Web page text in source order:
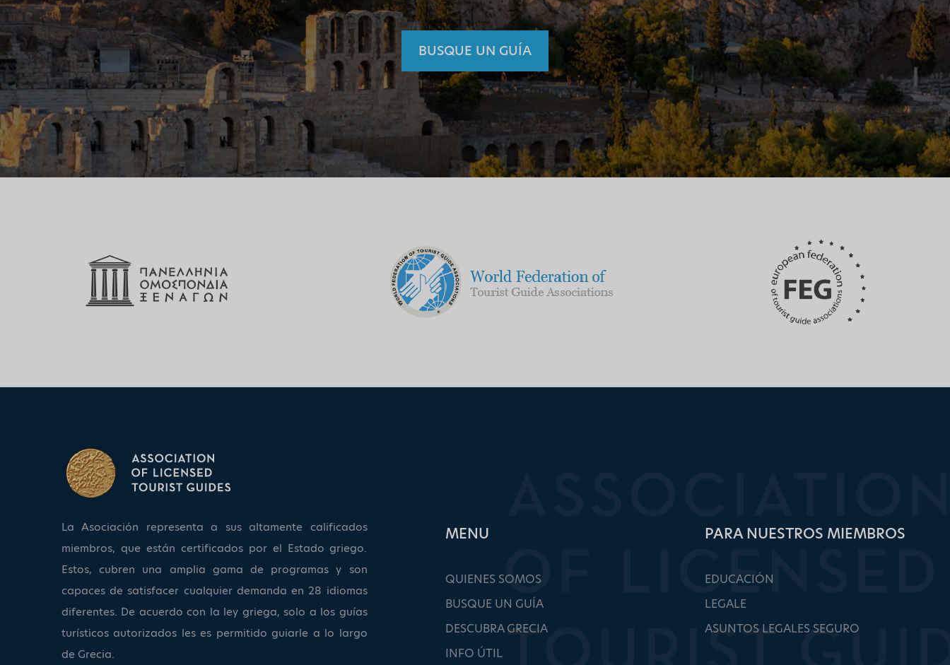
BUSQUE UN GUÍA
La Asociación representa a sus altamente calificados
miembros, que están certificados por el Estado griego.
Estos, cubren una amplia gama de programas y son
capaces de satisfacer cualquier demanda en 28 idiomas
diferentes. De acuerdo con la ley griega, solo a los guías
turísticos autorizados les es permitido guiarle a lo largo
de Grecia.
ΜΕΝU
QUIENES SOMOS
BUSQUE UN GUÍA
DESCUBRA GRECIA
INFO ÚTIL
PARA NUESTROS MIEMBROS
EDUCACIÓN
LEGALE
ASUNTOS LEGALES SEGURO